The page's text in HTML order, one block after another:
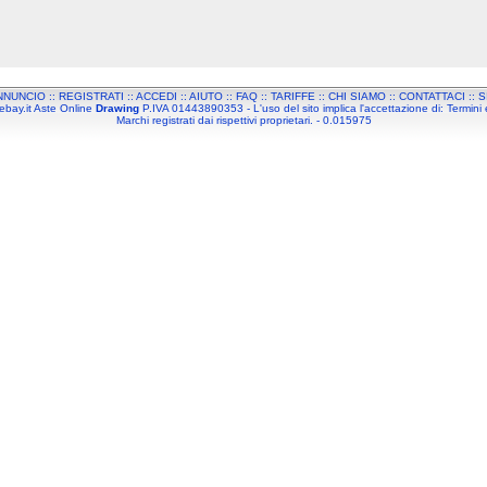
:: REGISTRATI :: ACCEDI :: AIUTO:: FAQ:: TARIFFE :: CHI SIAMO:: CONTATTACI ::
Aste Online DrawingP.IVA 01443890353 - L'uso del sito implica l'accettazione di: Termini
Marchi registrati dai rispettivi proprietari. - 0.015975